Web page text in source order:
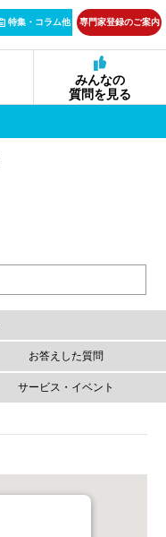
特集・コラム他 専門家登録のご案内
みんなの
質問を見る
お答えした質問
サービス・イベント